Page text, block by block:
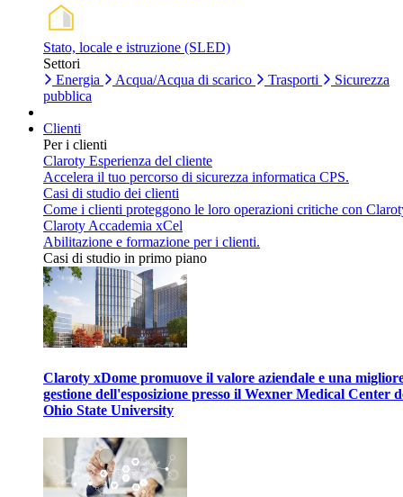
Stato, locale e istruzione (SLED)
Settori
Energia
Acqua/Acqua di scarico Trasporti
Sicurezza
pubblica
Clienti
Per i clienti
Claroty Esperienza del cliente
Accelera il tuo percorso di sicurezza informatica CPS.
Casi di studio dei clienti
Come i clienti proteggono le loro operazioni critiche con
Claroty Accademia xCel
Abilitazione e formazione per i clienti.
Casi di studio in primo piano
Claroty xDome promuove il valore aziendale e una
gestione dell'esposizione presso il Wexner Medical Center
Ohio State University